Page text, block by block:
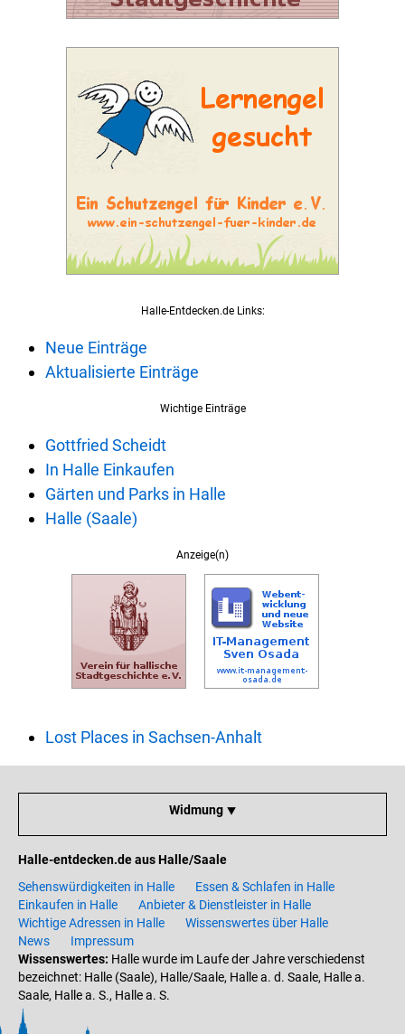
Halle-Entdecken.de Links:
Neue Einträge
Aktualisierte Einträge
Wichtige Einträge
Gottfried Scheidt
In Halle Einkaufen
Gärten und Parks in Halle
Halle (Saale)
Anzeige(n)
Lost Places in Sachsen-Anhalt
Widmung ⯆
Halle-entdecken.de aus Halle/Saale
Sehenswürdigkeiten in Halle
Essen & Schlafen in Halle
Einkaufen in Halle
Anbieter & Dienstleister in Halle
Wichtige Adressen in Halle
Wissenswertes über Halle
News
Impressum
Wissenswertes: Halle wurde im Laufe der Jahre verschiedenst
bezeichnet: Halle (Saale), Halle/Saale, Halle a. d. Saale, Halle a.
Saale, Halle a. S., Halle a. S.